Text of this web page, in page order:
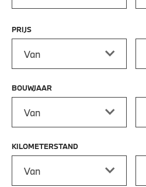
PRIJS
BOUWJAAR
KILOMETERSTAND